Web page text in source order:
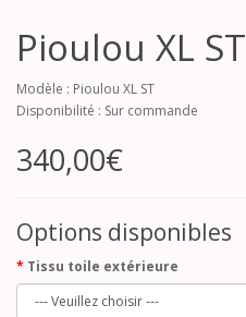
Pioulou XL ST
Modèle : Pioulou XL ST
Disponibilité : Sur commande
340,00€
Options disponibles
Tissu toile extérieure